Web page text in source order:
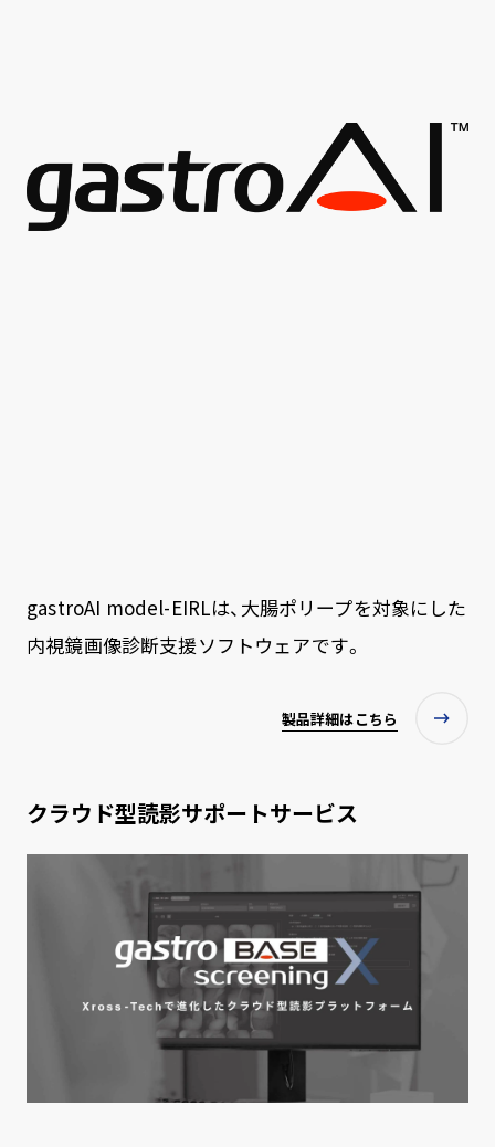
gastroAI model-EIRLは、大腸ポリープを対象にした
内視鏡画像診断支援ソフトウェアです。
製品詳細はこちら
クラウド型読影サポートサービス